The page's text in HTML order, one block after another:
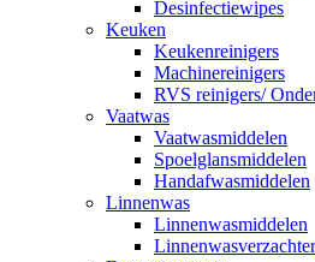
Desinfectiewipes
Keuken
Keukenreinigers
Machinereinigers
RVS reinigers/
Vaatwas
Vaatwasmiddelen
Spoelglansmiddelen
Handafwasmiddelen
Linnenwas
Linnenwasmiddelen